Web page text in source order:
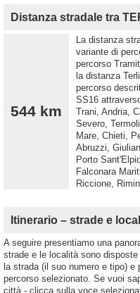
Distanza stradale tra
544 km
La distanza
variante di
percorso
la distanza
percorso
SS16
Trani, Andria,
Severo,
Mare, Chieti,
Abruzzi,
Porto
Falconara
Riccione,
Itinerario – strade e
A seguire presentiamo una
strade e le località sono
la strada (il suo numero e tipo) e
percorso selezionato. Se vuoi
città - clicca sulla voce